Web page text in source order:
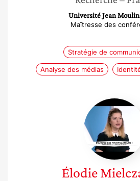
Université Jean Moulin
Maîtresse des
Stratégie de
Analyse des médias
Élodie
Élodie